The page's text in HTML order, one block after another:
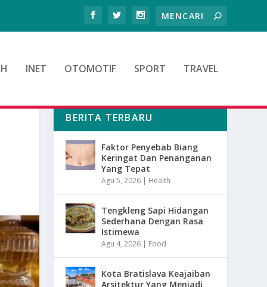
INET OTOMOTIF SPORT TRAVEL
BERITA TERBARU
Faktor Penyebab Biang
Keringat Dan Penanganan
Yang Tepat
Agu 5, 2026 | Health
Tengkleng Sapi Hidangan
Sederhana Dengan Rasa
Istimewa
Agu 4, 2026 | Food
Kota Bratislava Keajaiban
Arsitektur Yang Menjadi